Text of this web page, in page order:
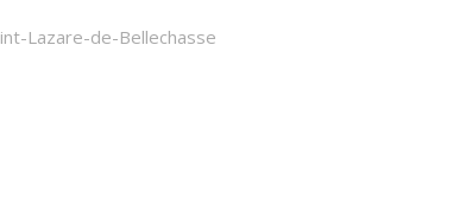
Lazare-de-Bellechasse